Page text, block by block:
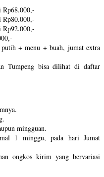
Rp68.000,-
Rp80.000,-
Rp92.000,-
+ menu + buah, jumat extra
Tumpeng bisa dilihat di daftar
mingguan.
1 minggu, pada hari Jumat
ongkos kirim yang bervariasi